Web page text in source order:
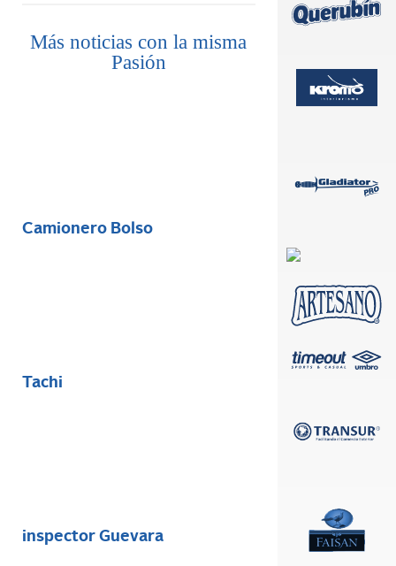
Más noticias con la misma
Pasión
Camionero Bolso
Tachi
inspector Guevara